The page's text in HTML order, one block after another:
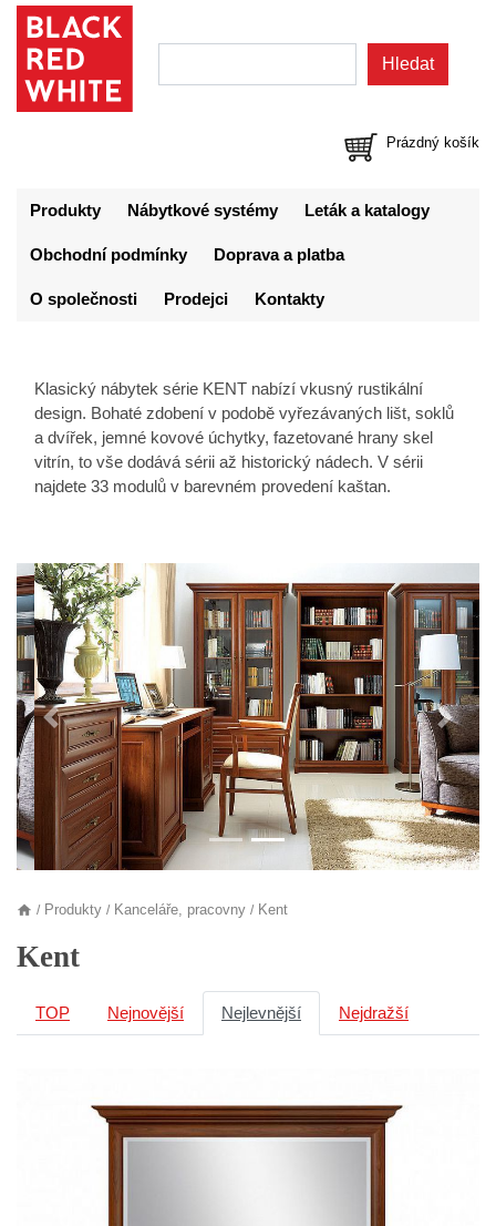
Prázdný košík
Produkty Nábytkové systémy Leták a katalogy
Obchodní podmínky Doprava a platba
O společnosti Prodejci Kontakty
Klasický nábytek série KENT nabízí vkusný rustikální
design. Bohaté zdobení v podobě vyřezávaných lišt, soklů
a dvířek, jemné kovové úchytky, fazetované hrany skel
vitrín, to vše dodává sérii až historický nádech. V sérii
najdete 33 modulů v barevném provedení kaštan.
Předchozí Další
/ Produkty / Kanceláře, pracovny / Kent
Kent
TOP Nejnovější Nejlevnější Nejdražší